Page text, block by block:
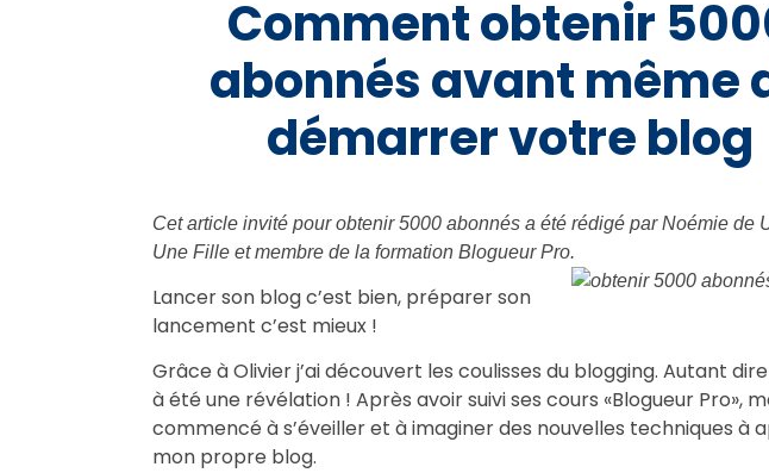
Comment obtenir
abonnés avant même
démarrer votre blog
Cet article invité pour obtenir 5000 abonnés a été rédigé par Noémie de
Une Fille et membre de la formation Blogueur Pro.
Lancer son blog c’est bien, préparer son
lancement c’est mieux !
Grâce à Olivier j’ai découvert les coulisses du blogging. Autant
à été une révélation ! Après avoir suivi ses cours «Blogueur Pro»,
commencé à s’éveiller et à imaginer des nouvelles techniques à
mon propre blog.